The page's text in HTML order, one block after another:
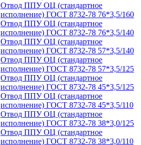
Отвод ППУ ОЦ (стандартное
исполнение) ГОСТ 8732-78 76*3,5/160
Отвод ППУ ОЦ (стандартное
исполнение) ГОСТ 8732-78 76*3,5/140
Отвод ППУ ОЦ (стандартное
исполнение) ГОСТ 8732-78 57*3,5/140
Отвод ППУ ОЦ (стандартное
исполнение) ГОСТ 8732-78 57*3,5/125
Отвод ППУ ОЦ (стандартное
исполнение) ГОСТ 8732-78 45*3,5/125
Отвод ППУ ОЦ (стандартное
исполнение) ГОСТ 8732-78 45*3,5/110
Отвод ППУ ОЦ (стандартное
исполнение) ГОСТ 8732-78 38*3,0/125
Отвод ППУ ОЦ (стандартное
исполнение) ГОСТ 8732-78 38*3,0/110